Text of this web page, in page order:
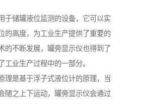
于储罐液位监测的设备，它可以实
的高度，为工业生产提供了重要的
的不断发展，罐旁显示仪也得到了
工业生产过程中的一部分。
理是基于浮子式液位计的原理，当
随之上下运动，罐旁显示仪会通过